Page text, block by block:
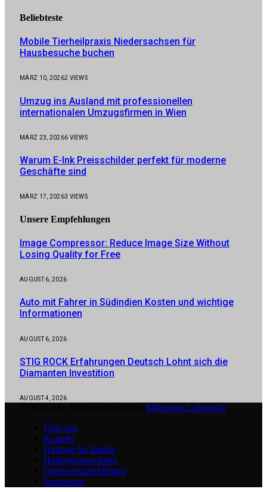
Beliebteste
Mobile Tierheilpraxis Niedersachsen für
Hausbesuche buchen
MÄRZ 10, 20262 VIEWS
Umzug ins Ausland mit professionellen
internationalen Umzugsfirmen in Wien
MÄRZ 23, 20266 VIEWS
Warum E-Ink Preisschilder perfekt für moderne
Geschäfte sind
MÄRZ 17, 20263 VIEWS
Unsere Empfehlungen
Image Compressor: Reduce Image Size Without
Losing Quality for Free
AUGUST 6, 2026
Auto mit Fahrer in Südindien Kosten und wichtige
Informationen
AUGUST 6, 2026
STIG ROCK Erfahrungen Deutsch Lohnt sich die
Diamanten Investition
AUGUST 4, 2026
Münchner Lebensstil
Über uns
Kontakt
Haftung für Inhalte
Haftungsausschluss
Datenschutzerklärung
Impressum